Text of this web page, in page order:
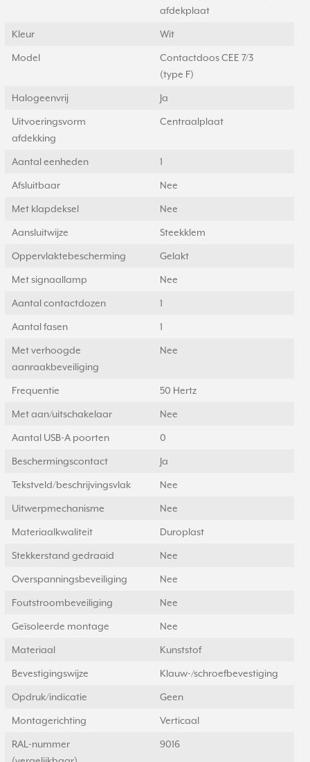
afdekplaat
Kleur Wit
Model
Contactdoos CEE 7/3
(type F)
Halogeenvrij Ja
Uitvoeringsvorm
afdekking
Centraalplaat
Aantal eenheden 1
Afsluitbaar Nee
Met klapdeksel Nee
Aansluitwijze Steekklem
Oppervlaktebescherming Gelakt
Met signaallamp Nee
Aantal contactdozen 1
Aantal fasen 1
Met verhoogde
aanraakbeveiliging
Nee
Frequentie 50 Hertz
Met aan/uitschakelaar Nee
Aantal USB-A poorten 0
Beschermingscontact Ja
Tekstveld/beschrijvingsvlak Nee
Uitwerpmechanisme Nee
Materiaalkwaliteit Duroplast
Stekkerstand gedraaid Nee
Overspanningsbeveiliging Nee
Foutstroombeveiliging Nee
Geïsoleerde montage Nee
Materiaal Kunststof
Bevestigingswijze Klauw-/schroefbevestiging
Opdruk/indicatie Geen
Montagerichting Verticaal
RAL-nummer
9016